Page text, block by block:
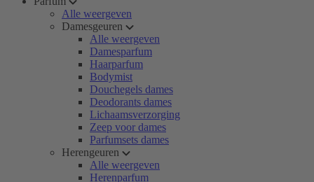
Alle weergeven
Damesgeuren
Alle weergeven
Damesparfum
Haarparfum
Bodymist
Douchegels dames
Deodorants dames
Lichaamsverzorging
Zeep voor dames
Parfumsets dames
Herengeuren
Alle weergeven
Herenparfum